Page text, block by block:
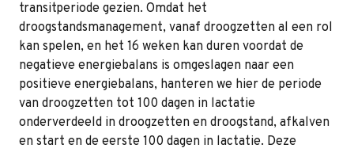
transitperiode gezien. Omdat het
droogstandsmanagement, vanaf droogzetten al een rol
kan spelen, en het 16 weken kan duren voordat de
negatieve energiebalans is omgeslagen naar een
positieve energiebalans, hanteren we hier de periode
van droogzetten tot 100 dagen in lactatie
onderverdeeld in droogzetten en droogstand, afkalven
en start en de eerste 100 dagen in lactatie. Deze